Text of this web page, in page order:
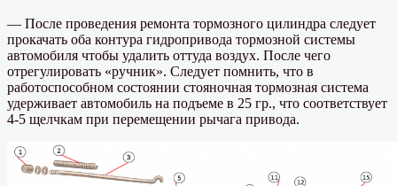
— После проведения ремонта тормозного цилиндра следует
прокачать оба контура гидропривода тормозной системы
автомобиля чтобы удалить оттуда воздух. После чего
отрегулировать «ручник». Следует помнить, что в
работоспособном состоянии стояночная тормозная система
удерживает автомобиль на подъеме в 25 гр., что соответствует
4-5 щелчкам при перемещении рычага привода.